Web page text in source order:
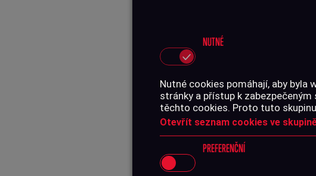
NUTNÉ
Nutné cookies pomáhají, aby byla
stránky a přístup k
těchto cookies. Proto tuto
Otevřít seznam cookies ve
PREFERENČNÍ